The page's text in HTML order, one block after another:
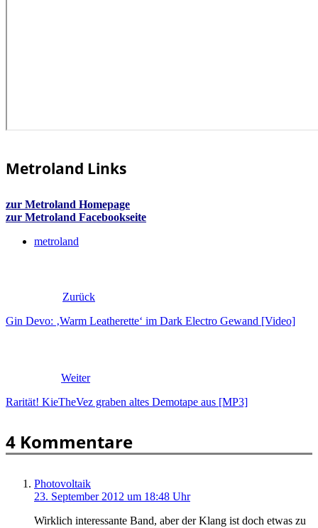
Metroland Links
zur Metroland Homepage
zur Metroland Facebookseite
metroland
Zurück
Gin Devo: ‚Warm Leatherette‘ im Dark Electro Gewand [Video]
Weiter
Rarität! KieTheVez graben altes Demotape aus [MP3]
4 Kommentare
Photovoltaik
23. September 2012 um 18:48 Uhr
Wirklich interessante Band, aber der Klang ist doch etwas zu